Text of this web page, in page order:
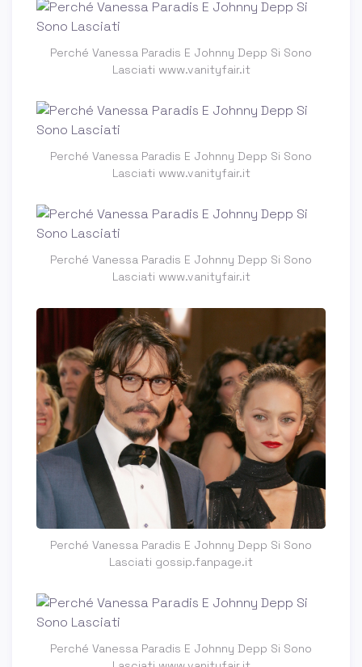
Perché Vanessa Paradis E Johnny Depp Si Sono
Lasciati www.vanityfair.it
Perché Vanessa Paradis E Johnny Depp Si Sono
Lasciati www.vanityfair.it
Perché Vanessa Paradis E Johnny Depp Si Sono
Lasciati www.vanityfair.it
Perché Vanessa Paradis E Johnny Depp Si Sono
Lasciati gossip.fanpage.it
Perché Vanessa Paradis E Johnny Depp Si Sono